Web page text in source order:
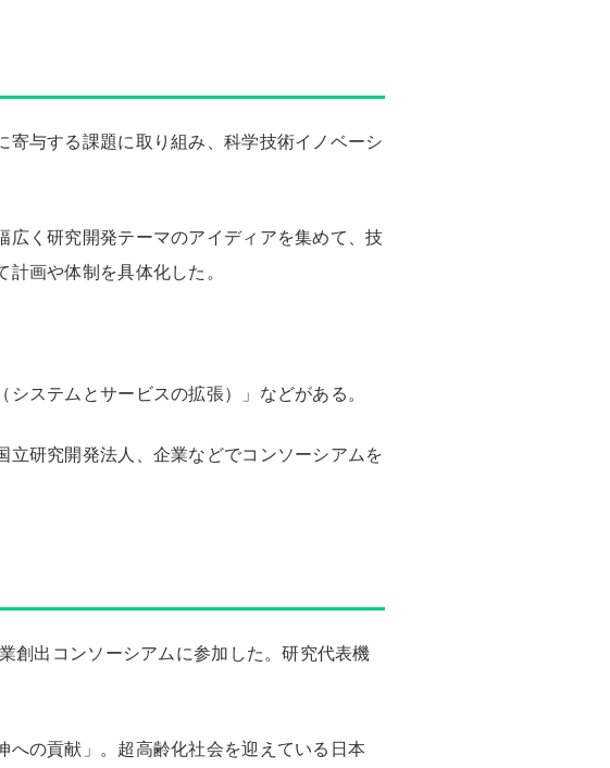
与する課題に取り組み、科学技術イノベーシ
く研究開発テーマのアイディアを集めて、技
画や体制を具体化した。
ステムとサービスの拡張）」などがある。
研究開発法人、企業などでコンソーシアムを
創出コンソーシアムに参加した。研究代表機
への貢献」。超高齢化社会を迎えている日本